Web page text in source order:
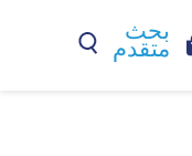
بحث
متقدم